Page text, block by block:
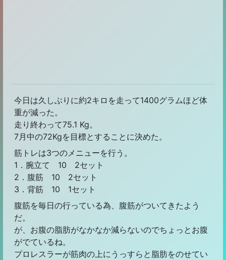
今日は久しぶりに約2キロを走って1400グラムほど体
重が減った。
走り終わって75.1 Kg。
7月中の72Kgを目標とすることに決めた。
筋トレは3つのメニューを行う。
1．腕立て 10 2セット
2．腹筋 10 2セット
3．背筋 10 1セット
腹筋を毎日の行っている為、腹筋がついてきたよう
だ。
が、お腹の脂肪がなかなか減らないのでちょっとお腹
がでているね。
プロレスラーが筋肉の上にうっすらと脂肪をのせてい